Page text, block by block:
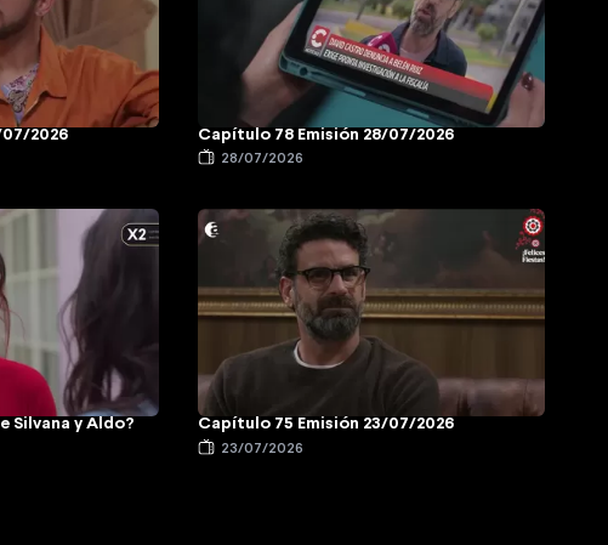
2026 Capítulo 78 Emisión 28/07/2026
28/07/2026
Silvana y Aldo? Capítulo 75 Emisión 23/07/2026
23/07/2026